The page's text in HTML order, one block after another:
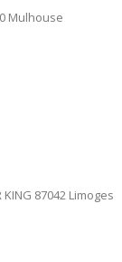
Mulhouse
KING 87042 Limoges